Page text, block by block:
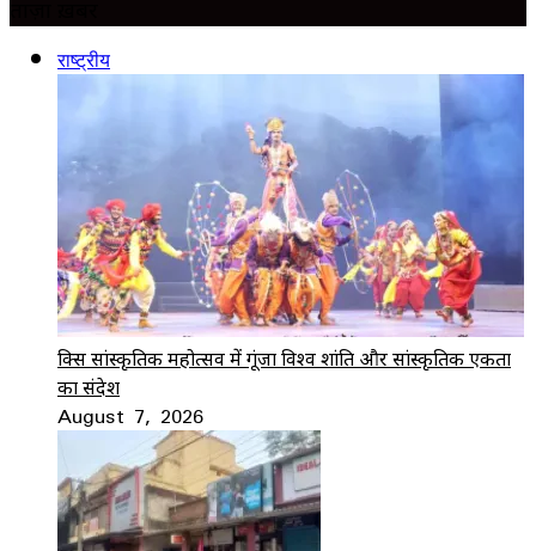
राष्ट्रीय
ब्रिक्स सांस्कृतिक महोत्सव में गूंजा विश्व शांति और सांस्कृतिक एकता
का संदेश
August 7, 2026